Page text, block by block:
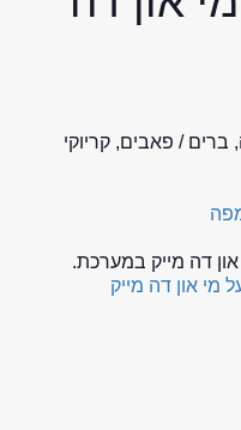
/ פאבים, קריוקי
דה מייק במערכת.
מי און דה מייק